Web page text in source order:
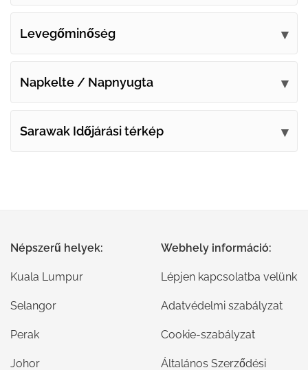
Levegőminőség
Napkelte / Napnyugta
Sarawak Időjárási térkép
Népszerű helyek:
Kuala Lumpur
Selangor
Perak
Johor
Webhely információ:
Lépjen kapcsolatba velünk
Adatvédelmi szabályzat
Cookie-szabályzat
Általános Szerződési